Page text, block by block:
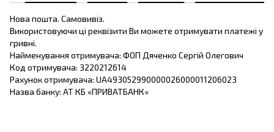
Нова пошта. Самовивіз.
Використовуючи ці реквізити Ви можете отримувати платежі у
гривні.
Найменування отримувача: ФОП Дяченко Сергій Олегович
Код отримувача: 3220212614
Рахунок отримувача: UA493052990000026000011206023
Назва банку: АТ КБ «ПРИВАТБАНК»